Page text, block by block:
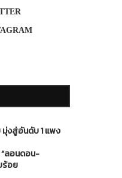
มุ่งสู่อันดับ 1 แพง
“ลอนดอน-
ร้อย